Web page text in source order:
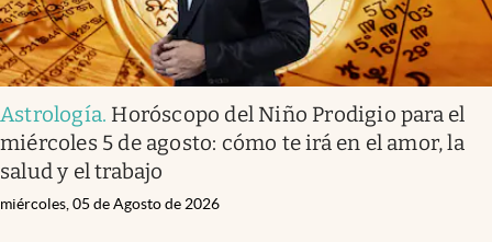
Astrología. Horóscopo del Niño Prodigio para el
miércoles 5 de agosto: cómo te irá en el amor, la
salud y el trabajo
miércoles, 05 de Agosto de 2026